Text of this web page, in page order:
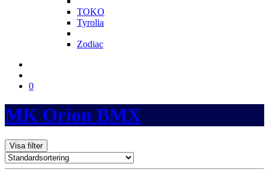
TOKO
Tyrolia
Zodiac
0
MK Orion BMX
Visa filter